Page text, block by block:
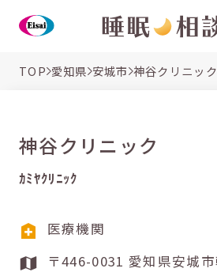
TOP 愛知県 安城市 神谷クリニック
神谷クリニック
ｶﾐﾔｸﾘﾆｯｸ
医療機関
〒446-0031 愛知県安城市朝日町１６－１８